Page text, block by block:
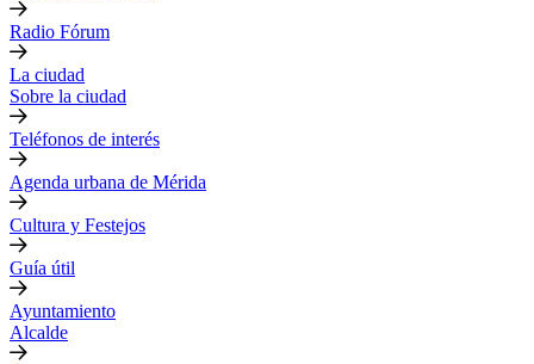
Radio Fórum
La ciudad
Sobre la ciudad
Teléfonos de interés
Agenda urbana de Mérida
Cultura y Festejos
Guía útil
Ayuntamiento
Alcalde